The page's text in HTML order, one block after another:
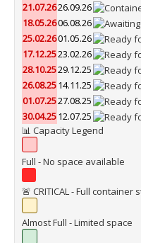
21.07.2626.09.26
18.05.2606.08.26
25.02.2601.05.26
17.12.2523.02.26
28.10.2529.12.25
26.08.2514.11.25
01.07.2527.08.25
30.04.2512.07.25
📊 Capacity Legend
Full - No space available
🚨 CRITICAL - Full
Almost Full - Limited space